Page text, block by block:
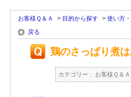
お客様Ｑ＆Ａ > 目的から探す > 使い方
戻る
鶏のさっぱり煮
カテゴリー : お客様Ｑ＆Ａ